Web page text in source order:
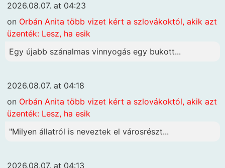
2026.08.07. at 04:23
on Orbán Anita több vizet kért a szlovákoktól, akik azt
üzenték: Lesz, ha esik
Egy újabb szánalmas vinnyogás egy bukott...
2026.08.07. at 04:18
on Orbán Anita több vizet kért a szlovákoktól, akik azt
üzenték: Lesz, ha esik
"Milyen állatról is neveztek el városrészt...
2026.08.07. at 04:13